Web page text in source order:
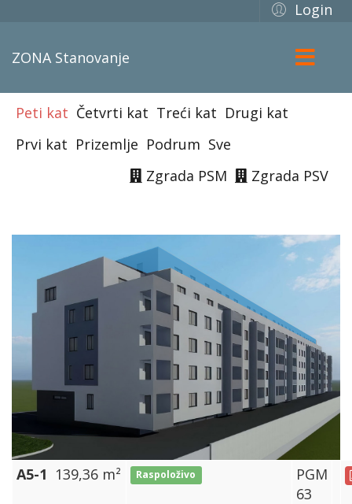
Login
ZONA Stanovanje
Peti kat Četvrti kat Treći kat Drugi kat
Prvi kat Prizemlje Podrum Sve
Zgrada PSM
Zgrada PSV
A5-1 139,36 m² Raspoloživo
PGM
63